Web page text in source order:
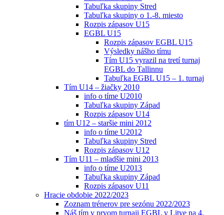
Tabuľka skupiny Stred
Tabuľka skupiny o 1.-8. miesto
Rozpis zápasov U15
EGBL U15
Rozpis zápasov EGBL U15
Výsledky nášho tímu
Tím U15 vyrazil na tretí turnaj
EGBL do Tallinnu
Tabuľka EGBL U15 – 1. turnaj
Tím U14 – žiačky 2010
info o tíme U2010
Tabuľka skupiny Západ
Rozpis zápasov U14
tím U12 – staršie mini 2012
info o tíme U2012
Tabuľka skupiny Stred
Rozpis zápasov U12
Tím U11 – mladšie mini 2013
info o tíme U2013
Tabuľka skupiny Západ
Rozpis zápasov U11
Hracie obdobie 2022/2023
Zoznam trénerov pre sezónu 2022/2023
Náš tím v prvom turnaji EGBL v Litve na 4.